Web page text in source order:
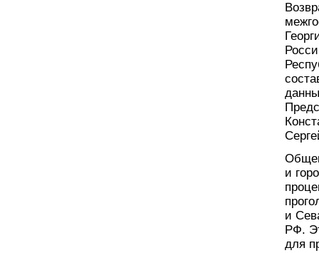
и
и
РФ.
для